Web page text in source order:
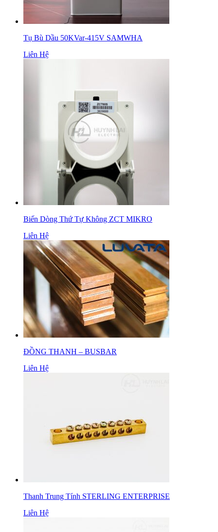
Tụ Bù Dầu 50KVar-415V SAMWHA
Liên Hệ
Biến Dòng Thứ Tự Không ZCT MIKRO
Liên Hệ
ĐỒNG THANH – BUSBAR
Liên Hệ
Thanh Trung Tính STERLING ENTERPRISE
Liên Hệ